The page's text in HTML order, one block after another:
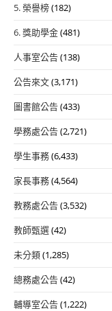
5. 榮譽榜(182)
6. 獎助學金(481)
人事室公告(138)
公告來文(3,171)
圖書館公告(433)
學務處公告(2,721)
學生事務(6,433)
家長事務(4,564)
教務處公告(3,532)
教師甄選(42)
未分類(1,285)
總務處公告(42)
輔導室公告(1,222)